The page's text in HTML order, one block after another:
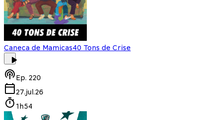
Caneca de Mamicas40 Tons de Crise
Ep. 220
27.jul.26
1h54